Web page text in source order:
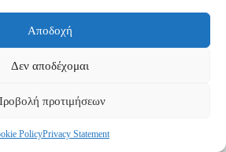
Αποδοχή
Δεν αποδέχομαι
προτιμήσεων
PolicyPrivacy Statement
Απορρήτου
Αποστολής
Τρόποι Πληρωμής